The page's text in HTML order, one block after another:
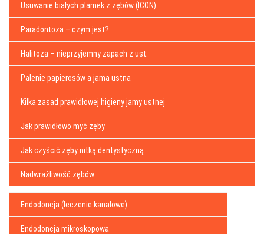
Usuwanie białych plamek z zębów (ICON)
Paradontoza – czym jest?
Halitoza – nieprzyjemny zapach z ust.
Palenie papierosów a jama ustna
Kilka zasad prawidłowej higieny jamy ustnej
Jak prawidłowo myć zęby
Jak czyścić zęby nitką dentystyczną
Nadwrażliwość zębów
Endodoncja (leczenie kanałowe)
Endodoncja mikroskopowa